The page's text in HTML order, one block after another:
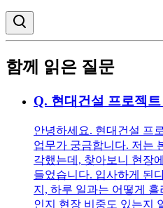
함께 읽은 질문
Q. 현대건설 프로젝
안녕하세요. 현대건설 프
업무가 궁금합니다. 저는
각했는데, 찾아보니 현장
들었습니다. 입사하게 된
지, 하루 일과는 어떻게
인지 현장 비중도 있는지